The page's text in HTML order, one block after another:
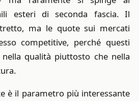
esteri di seconda fascia. Il
ma le quote sui mercati
competitive, perché questi
qualità piuttosto che nella
è il parametro più interessante